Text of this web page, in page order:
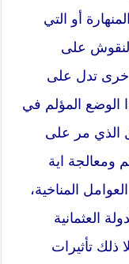
أو التي
النقوش على
اخرى تدل على
المؤلم في
الذي مر على
ومعالجة اية
المناخية،
العثمانية
ذلك تأثيرات